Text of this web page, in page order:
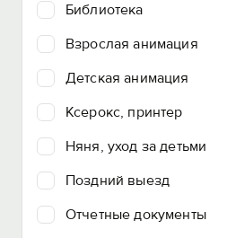
Библиотека
Взрослая анимация
Детская анимация
Ксерокс, принтер
Няня, уход за детьми
Поздний выезд
Отчетные документы